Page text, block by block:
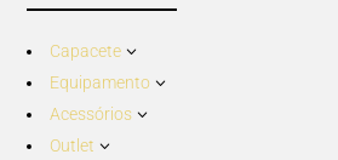
Capacete 3
Equipamento 3
Acessórios 3
Outlet 3